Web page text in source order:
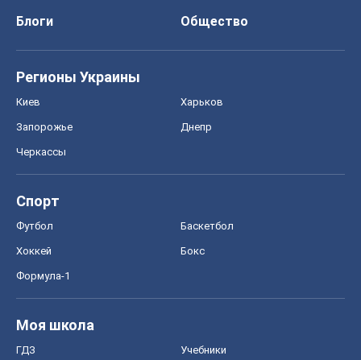
Блоги
Общество
Регионы Украины
Киев Харьков
Запорожье Днепр
Черкассы
Спорт
Футбол Баскетбол
Хоккей Бокс
Формула-1
Моя школа
ГДЗ Учебники